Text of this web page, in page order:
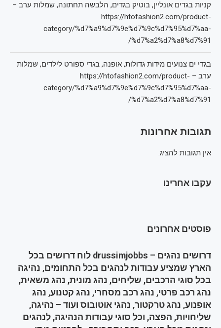
קניות בגדים אונליין, בוטיק בגדים, הלבשה תחתונה, שמלות ערב –
https://htofashion2.com/product-
category/%d7%a9%d7%9e%d7%9c%d7%95%d7%aa-
%d7%a2%d7%a8%d7%91/
בגדי ים צנועים מידות גדולות, אופנה, בגדי ספורט לילדים, שמלות
ערב – https://htofashion2.com/product-
category/%d7%a9%d7%9e%d7%9c%d7%95%d7%aa-
%d7%a2%d7%a8%d7%91/
תגובות אחרונות
אין תגובות להציג.
עקבו אחרינו
פוסטים אחרונים
דרושים נהגים – drussimjobbs לוח דרושים בכל
הארץ שמציע עבודות לנהגים בכל התחומים, נהיגה
בכל סוגי הרכבים, שליחים, נהג מונית, נהג משאית,
נהג רכב פרטי, נהג רכב מסחרי, נהג קטנוע, נהג
אופנוע, נהג טרקטור, נהגי אוטובוס ועוד – נהיגה,
שליחויות, הפצה, וכל סוגי עבודות הנהיגה, לנהגים